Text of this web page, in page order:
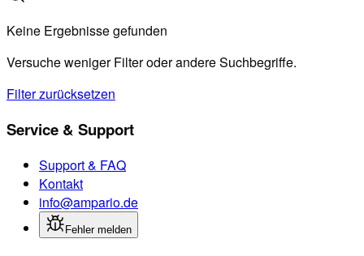
Keine Ergebnisse gefunden
Versuche weniger Filter oder andere Suchbegriffe.
Filter zurücksetzen
Service & Support
Support & FAQ
Kontakt
info@ampario.de
Fehler melden